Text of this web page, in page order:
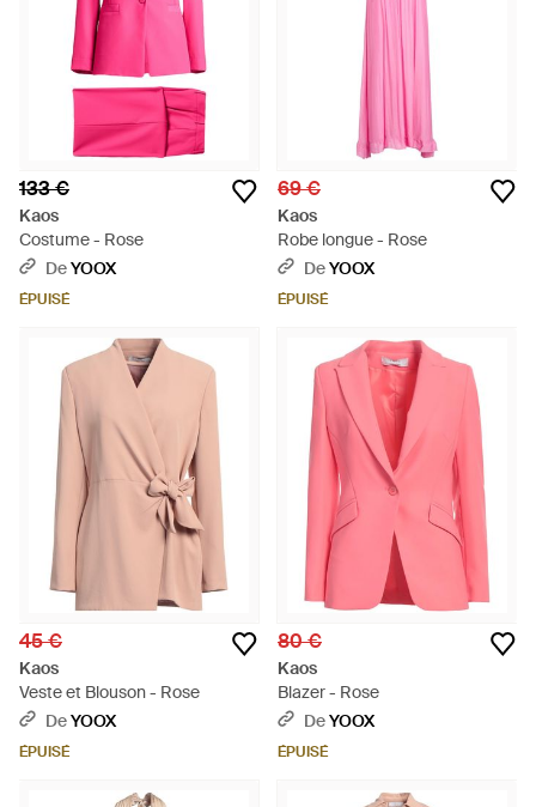
133 €
Kaos
Costume - Rose
DeYOOX
ÉPUISÉ
69 €
Kaos
Robe longue - Rose
DeYOOX
ÉPUISÉ
45 €
Kaos
Veste et Blouson - Rose
DeYOOX
ÉPUISÉ
80 €
Kaos
Blazer - Rose
DeYOOX
ÉPUISÉ